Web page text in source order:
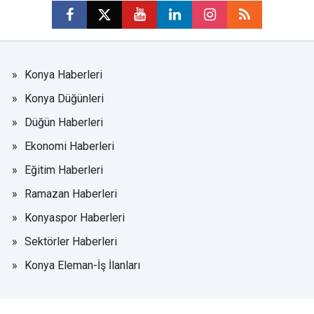
Konya Haberleri
Konya Düğünleri
Düğün Haberleri
Ekonomi Haberleri
Eğitim Haberleri
Ramazan Haberleri
Konyaspor Haberleri
Sektörler Haberleri
Konya Eleman-İş İlanları